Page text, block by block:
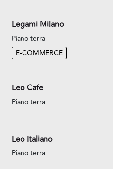
Legami Milano
Piano terra
E-COMMERCE
Leo Cafe
Piano terra
Leo Italiano
Piano terra